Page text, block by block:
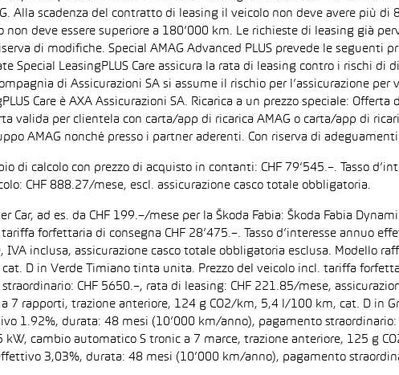
Alla scadenza del contratto di leasing il veicolo non deve avere più
deve essere superiore a 180’000 km. Le richieste di leasing già
di modifiche. Special AMAG Advanced PLUS prevede le
Special LeasingPLUS Care assicura la rata di leasing contro i rischi
di Assicurazioni SA si assume il rischio per l’assicurazione
Care è AXA Assicurazioni SA. Ricarica a un prezzo speciale:
valida per clientela con carta/app di ricarica AMAG o carta/app di
AMAG nonché presso i partner aderenti. Con riserva di
di calcolo con prezzo di acquisto in contanti: CHF 79’545.–. Tasso
CHF 888.27/mese, escl. assicurazione casco totale obbligatoria.
Car, ad es. da CHF 199.–/mese per la Škoda Fabia: Škoda Fabia
forfettaria di consegna CHF 28’475.–. Tasso d’interesse annuo
inclusa, assicurazione casco totale obbligatoria esclusa. Modello
D in Verde Timiano tinta unita. Prezzo del veicolo incl. tariffa
CHF 5650.–, rata di leasing: CHF 221.85/mese,
7 rapporti, trazione anteriore, 124 g CO2/km, 5,4 l/100 km, cat. D in
1.92%, durata: 48 mesi (10’000 km/anno), pagamento
kW, cambio automatico S tronic a 7 marce, trazione anteriore, 125 g
3,03%, durata: 48 mesi (10’000 km/anno), pagamento